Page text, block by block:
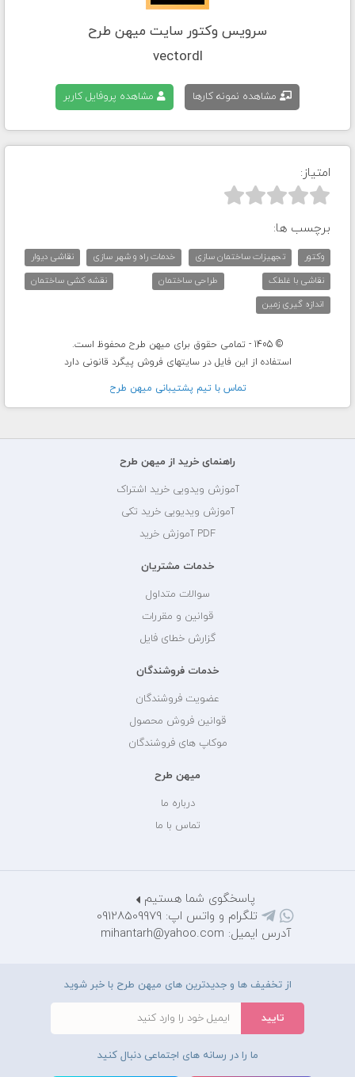
سرویس وکتور سایت میهن طرح
vectordl
مشاهده نمونه کارها مشاهده پروفایل کاربر
امتیاز:



برچسب ها:
وکتور تجهیزات ساختمان سازی خدمات راه و شهر سازی
نقاشی دیوار
نقاشی با غلطک
طراحی ساختمان
نقشه کشی ساختمان
اندازه گیری زمین
© 1405 - تمامی حقوق برای میهن طرح محفوظ است.
استفاده از این فایل در سایتهای فروش پیگرد قانونی دارد
تماس با تيم پشتيبانی ميهن طرح
راهنمای خرید از میهن طرح
آموزش ویدویی خرید اشتراک
آموزش ویدیویی خرید تکی
PDF آموزش خرید
خدمات مشتریان
سوالات متداول
قوانین و مقررات
گزارش خطای فایل
خدمات فروشندگان
عضویت فروشندگان
قوانین فروش محصول
موکاپ های فروشندگان
میهن طرح
درباره ما
تماس با ما
پاسخگوی شما هستیم
تلگرام و واتس اپ: 09128509979
آدرس ایمیل: mihantarh@yahoo.com
از تخفیف ها و جدیدترین های میهن طرح با خبر شوید
ما را در رسانه های اجتماعی دنبال کنید